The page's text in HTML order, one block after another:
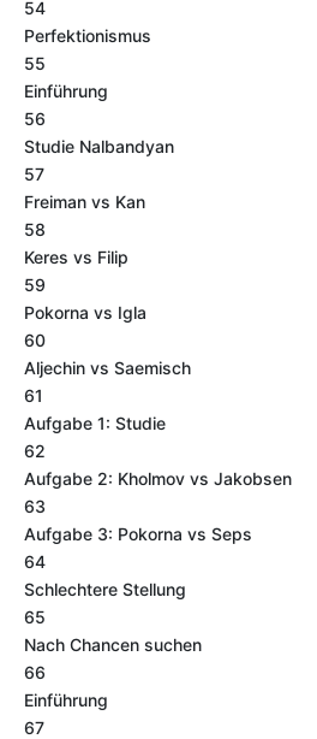
54
Perfektionismus
55
Einführung
56
Studie Nalbandyan
57
Freiman vs Kan
58
Keres vs Filip
59
Pokorna vs Igla
60
Aljechin vs Saemisch
61
Aufgabe 1: Studie
62
Aufgabe 2: Kholmov vs Jakobsen
63
Aufgabe 3: Pokorna vs Seps
64
Schlechtere Stellung
65
Nach Chancen suchen
66
Einführung
67